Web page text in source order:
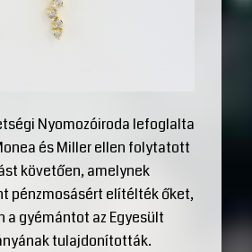
Nyomozóiroda lefoglalta
és Miller ellen folytatott
követően, amelynek
pénzmosásért elítélték őket,
a gyémántot az Egyesült
tulajdonították.